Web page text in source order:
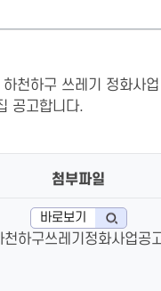
천하구 쓰레기 정화사
공고합니다.
첨부파일
바로보기
하구쓰레기정화사업